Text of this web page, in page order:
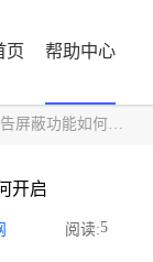
页 帮助中心
蔽功能如何开启
开启
阅读:5